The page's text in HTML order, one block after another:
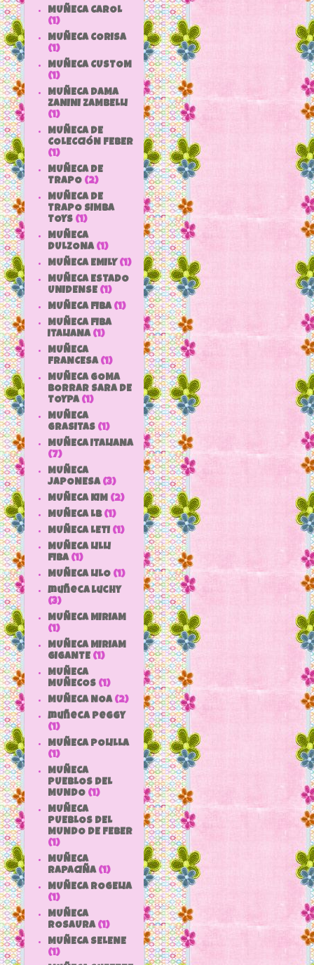
MUÑECA CAROL
(1)
MUÑECA CORISA
(1)
MUÑECA CUSTOM
(1)
MUÑECA DAMA
ZANINI ZAMBELLI
(1)
MUÑECA DE
COLECCIÓN FEBER
(1)
MUÑECA DE
TRAPO (2)
MUÑECA DE
TRAPO SIMBA
TOYS (1)
MUÑECA
DULZONA (1)
MUÑECA EMILY (1)
MUÑECA ESTADO
UNIDENSE (1)
MUÑECA FIBA (1)
MUÑECA FIBA
ITALIANA (1)
MUÑECA
FRANCESA (1)
MUÑECA GOMA
BORRAR SARA DE
TOYPA (1)
MUÑECA
GRASITAS (1)
MUÑECA ITALIANA
(7)
MUÑECA
JAPONESA (3)
MUÑECA KIM (2)
MUÑECA LB (1)
MUÑECA LETI (1)
MUÑECA LILLI
FIBA (1)
MUÑECA LILO (1)
muñeca luchy
(3)
MUÑECA MIRIAM
(1)
MUÑECA MIRIAM
GIGANTE (1)
MUÑECA
MUÑECOS (1)
MUÑECA NOA (2)
muñeca peggy
(1)
MUÑECA POLILLA
(1)
MUÑECA
PUEBLOS DEL
MUNDO (1)
MUÑECA
PUEBLOS DEL
MUNDO DE FEBER
(1)
MUÑECA
RAPACIÑA (1)
MUÑECA ROGELIA
(1)
MUÑECA
ROSAURA (1)
MUÑECA SELENE
(1)